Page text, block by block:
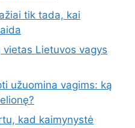
tik tada, kai
Lietuvos vagys
užuomina vagims: ką
kad kaimynystė